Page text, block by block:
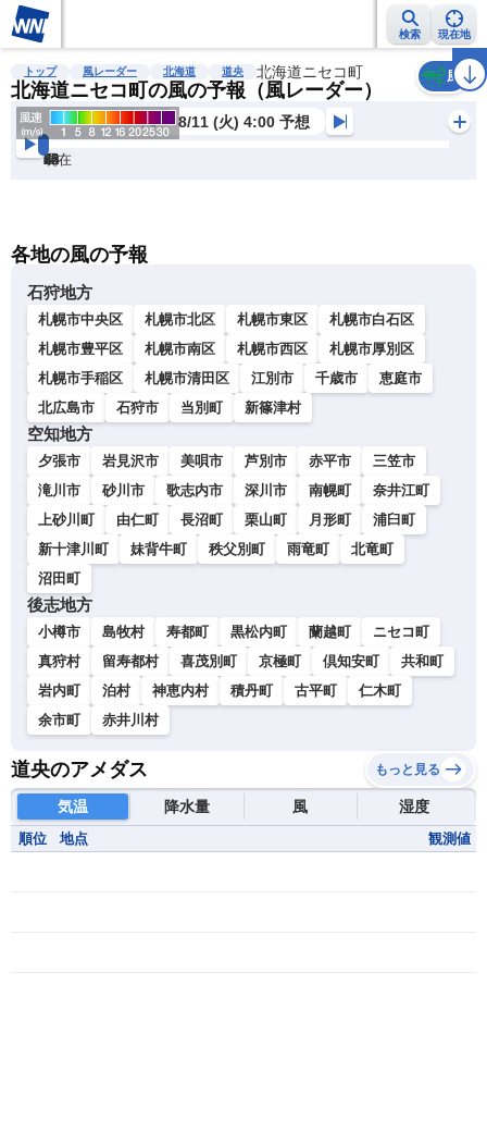
検索 現在地
雨雲レーダー 台風情報 地震情報 警報・注意報 2週間天気 ラ
トップ 風レーダー 北海道 道央 北海道ニセコ町
北海道ニセコ町の風の予報（風レーダー）
風
8/11 (火) 4:00 予想
現在
6h
12
24
36
48
60
72
各地の風の予報
石狩地方
札幌市中央区 札幌市北区 札幌市東区
札幌市白石区
札幌市豊平区
札幌市南区 札幌市西区
札幌市厚別区
札幌市手稲区
札幌市清田区 江別市 千歳市
恵庭市
北広島市
石狩市 当別町 新篠津村
空知地方
夕張市 岩見沢市 美唄市 芦別市 赤平市
三笠市
滝川市
砂川市 歌志内市 深川市 南幌町
奈井江町
上砂川町
由仁町 長沼町 栗山町 月形町
浦臼町
新十津川町
妹背牛町 秩父別町 雨竜町
北竜町
沼田町
後志地方
小樽市 島牧村 寿都町 黒松内町 蘭越町
ニセコ町
真狩村
留寿都村 喜茂別町 京極町 倶知安町
共和町
岩内町
泊村 神恵内村 積丹町 古平町
仁木町
余市町
赤井川村
道央のアメダス もっと見る
気温 降水量 風 湿度
順位 地点 観測値